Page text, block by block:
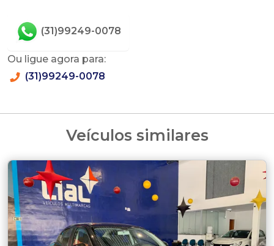
(31)99249-0078
Ou ligue agora para:
(31)99249-0078
Veículos similares